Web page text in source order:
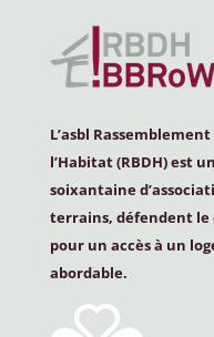
L’asbl
l’Habitat (RBDH) est
soixantaine
terrains, défendent
pour un accès à un
abordable.